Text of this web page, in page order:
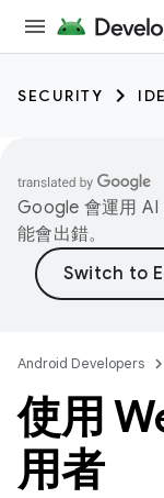
SECURITY
Google 會運用 AI
能會出錯。
Android Developers
使用
用者